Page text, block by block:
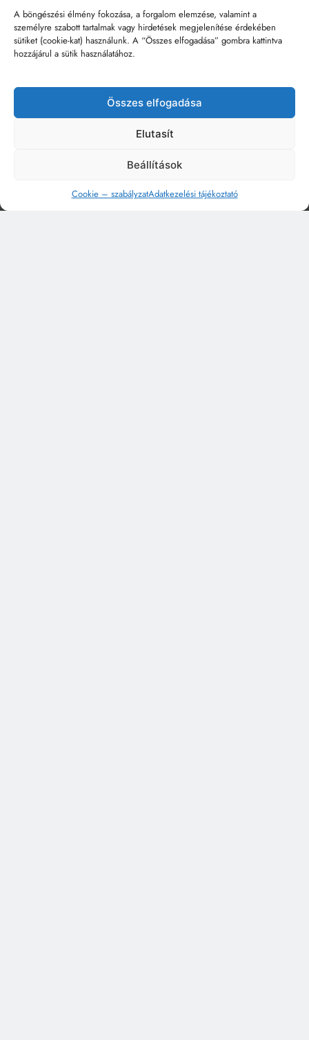
A böngészési élmény fokozása, a forgalom elemzése, valamint a
személyre szabott tartalmak vagy hirdetések megjelenítése érdekében
sütiket (cookie-kat) használunk. A “Összes elfogadása” gombra kattintva
hozzájárul a sütik használatához.
Összes elfogadása
Elutasít
Beállítások
Cookie – szabályzatAdatkezelési tájékoztató